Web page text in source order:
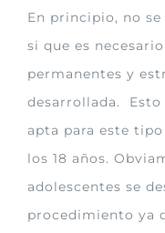
En principio, no
si que es
permanentes y
desarrollada. Esto
apta para este
los 18 años.
adolescentes se
procedimiento ya